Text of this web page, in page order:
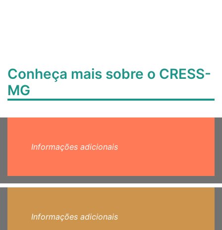
Conheça mais sobre o CRESS-
MG
Informações adicionais
Informações adicionais